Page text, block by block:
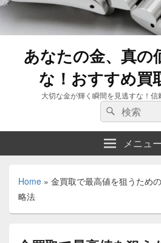
あなたの金、真の
な！おすすめ買
大切な金が輝く瞬間を見逃すな！
検
索:
検
索
メニュー
Home » 金買取で最高値を狙うため
略法